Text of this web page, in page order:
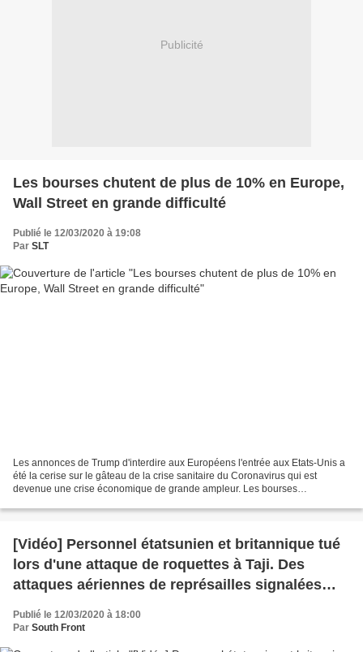
Publicité
Les bourses chutent de plus de 10% en Europe,
Wall Street en grande difficulté
Publié le 12/03/2020 à 19:08
Par SLT
Les annonces de Trump d'interdire aux Européens l'entrée aux Etats-Unis a
été la cerise sur le gâteau de la crise sanitaire du Coronavirus qui est
devenue une crise économique de grande ampleur. Les bourses
[Vidéo] Personnel étatsunien et britannique tué
lors d'une attaque de roquettes à Taji. Des
attaques aériennes de représailles signalées
dans l'est de la Syrie (Southfront)
Publié le 12/03/2020 à 18:00
Par South Front